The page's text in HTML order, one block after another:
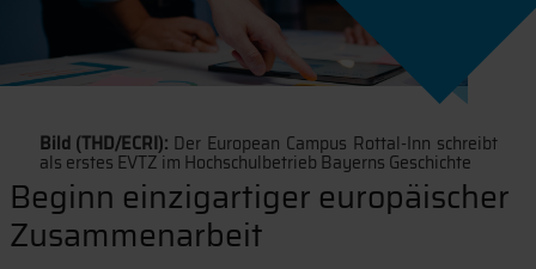
Bild (THD/ECRI): Der European Campus Rottal-Inn schreibt
als erstes EVTZ im Hochschulbetrieb Bayerns Geschichte
Beginn einzigartiger europäischer
Zusammenarbeit